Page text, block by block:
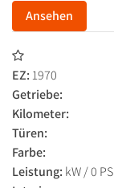
Ansehen
EZ: 1970
Getriebe:
Kilometer:
Türen:
Farbe:
Leistung: kW / 0 PS